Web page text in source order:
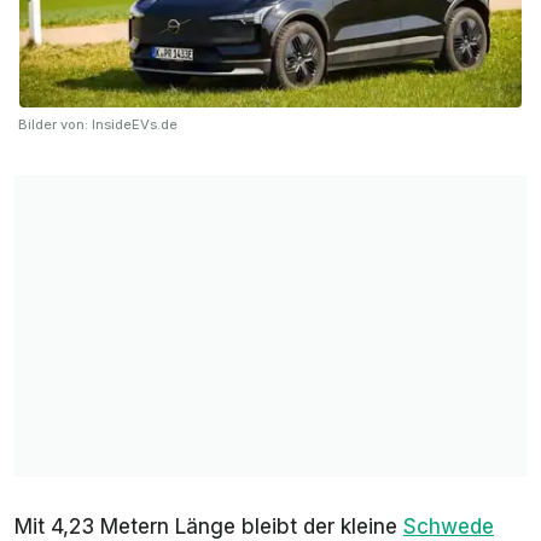
Bilder von: InsideEVs.de
Mit 4,23 Metern Länge bleibt der kleine Schwede